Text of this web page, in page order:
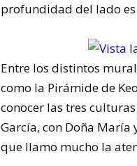
profundidad del lado
Entre los distintos
como la Pirámide de
conocer las tres
García, con Doña
que llamo mucho la